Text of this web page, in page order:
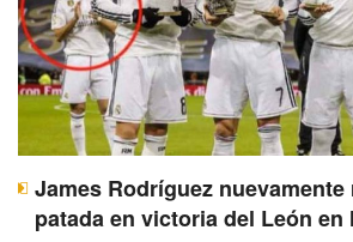
James Rodríguez
patada en victoria del León en